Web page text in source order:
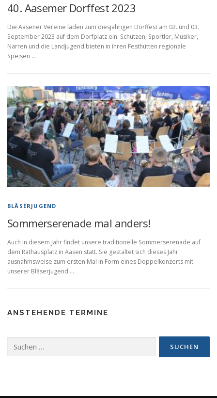
40. Aasemer Dorffest 2023
Die Aasener Vereine laden zum diesjährigen Dorffest am 02. und 03.
September 2023 auf dem Dorfplatz ein. Schützen, Sportler, Musiker,
Narren und die Landjugend bieten in ihren Festhütten regionale
Speisen …
BLÄSERJUGEND
Sommerserenade mal anders!
Auch in diesem Jahr findet unsere traditionelle Sommerserenade auf
dem Rathausplatz in Aasen statt. Sie gestaltet sich dieses Jahr
ausnahmsweise zum ersten Mal in Form eines Doppelkonzerts mit
unserer Bläserjugend …
ANSTEHENDE TERMINE
nach: